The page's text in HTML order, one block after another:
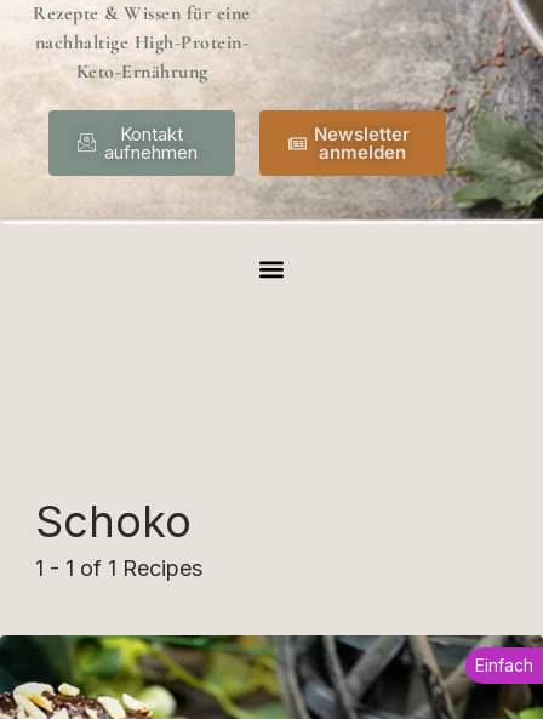
Rezepte & Wissen für eine
nachhaltige High-Protein-
Keto-Ernährung
Kontakt
aufnehmen
Newsletter
anmelden
Schoko
1 - 1 of 1 Recipes
Einfach